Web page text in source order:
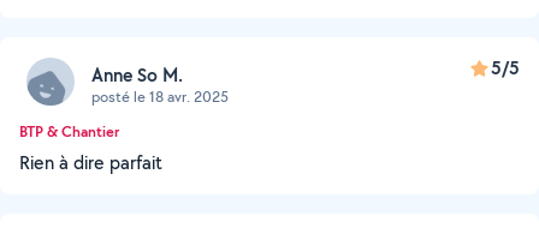
Anne So M.
posté le 18 avr. 2025
5/5
BTP & Chantier
Rien à dire parfait